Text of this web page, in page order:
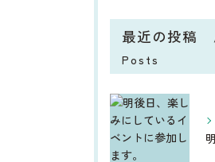
最近の投稿
Posts